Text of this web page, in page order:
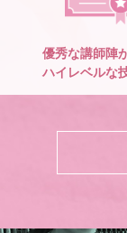
優秀な講師陣
ハイレベルな